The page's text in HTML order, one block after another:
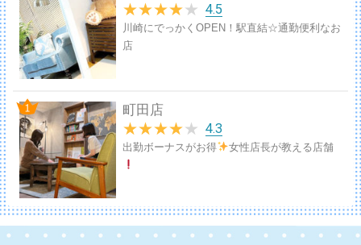
★★★★★ 4.5
川崎にでっかくOPEN！駅直結☆通勤便利なお
店
町田店
★★★★★ 4.3
出勤ボーナスがお得 女性店長が教える店舗